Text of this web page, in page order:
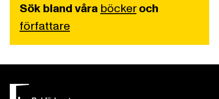
Sök bland våra böckeroch
författare